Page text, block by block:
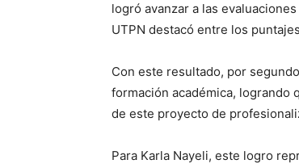
logró avanzar a las
UTPN destacó entre los
Con este resultado, por
formación académica, logrando
de este proyecto de
Para Karla Nayeli, este logro